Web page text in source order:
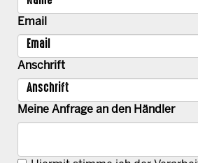
Email
Anschrift
Meine Anfrage an den Händler